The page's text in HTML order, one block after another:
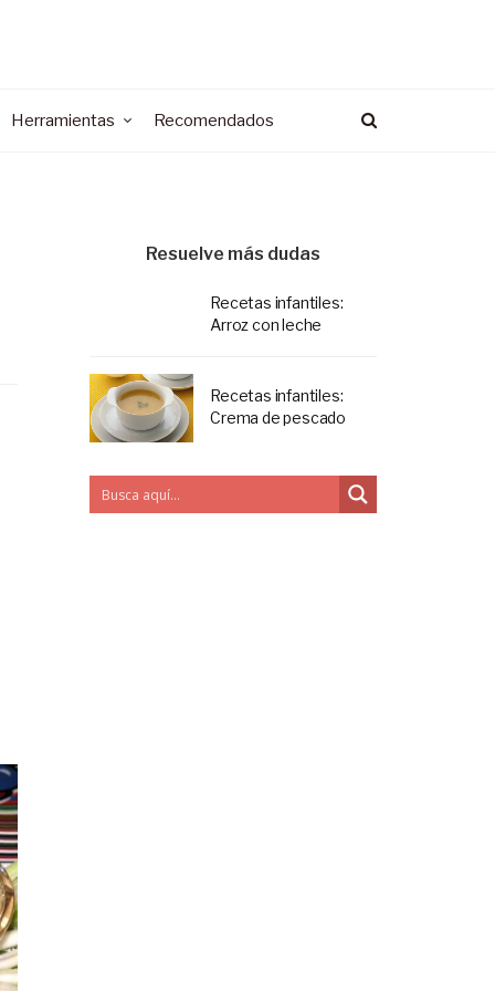
Herramientas Recomendados
Resuelve más dudas
Recetas infantiles:
Arroz con leche
Recetas infantiles:
Crema de pescado